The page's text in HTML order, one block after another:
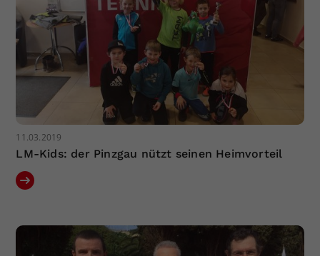
11.03.2019
LM-Kids: der Pinzgau nützt seinen Heimvorteil